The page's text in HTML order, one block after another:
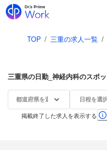
TOP / 三重の求人一覧 /
三重県の日勤_神経内科のスポ
都道府県を選択 日程を選
掲載終了した求人を表示する